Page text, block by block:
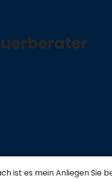
ist es mein Anliegen Sie